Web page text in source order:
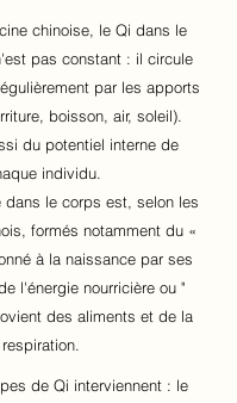
chinoise, le Qi dans le
pas constant : il circule
par les apports
boisson, air, soleil).
du potentiel interne de
individu.
dans le corps est, selon les
formés notamment du «
à la naissance par ses
l'énergie nourricière ou "
des aliments et de la
respiration.
de Qi interviennent : le